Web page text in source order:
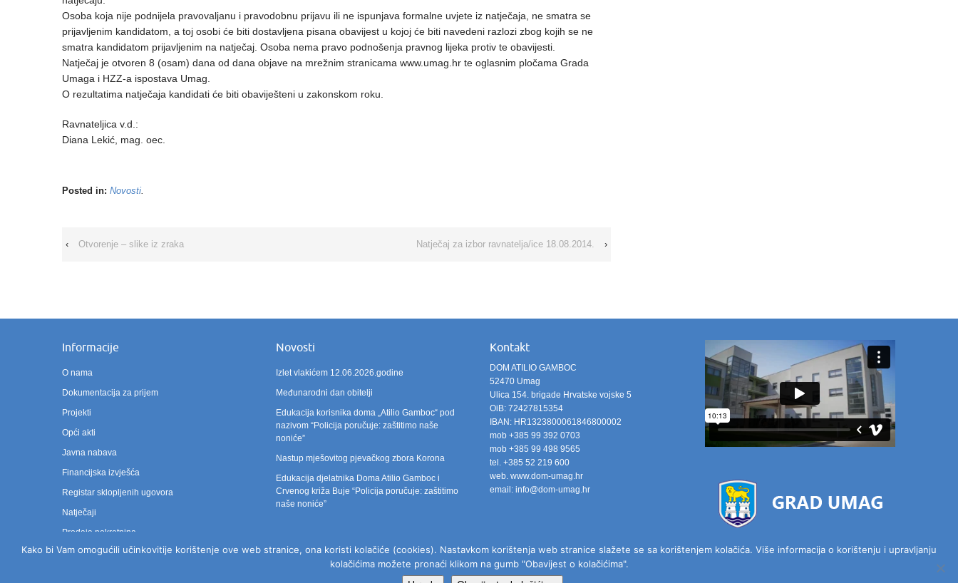
Osoba koja nije podnijela pravovaljanu i pravodobnu prijavu ili ne ispunjava formalne uvjete iz natječaja, ne smatra se
prijavljenim kandidatom, a toj osobi će biti dostavljena pisana obavijest u kojoj će biti navedeni razlozi zbog kojih se ne
smatra kandidatom prijavljenim na natječaj. Osoba nema pravo podnošenja pravnog lijeka protiv te obavijesti.
Natječaj je otvoren 8 (osam) dana od dana objave na mrežnim stranicama www.umag.hr te oglasnim pločama Grada
Umaga i HZZ-a ispostava Umag.
O rezultatima natječaja kandidati će biti obaviješteni u zakonskom roku.
Ravnateljica v.d.:
Diana Lekić, mag. oec.
Posted in: Novosti.
‹ Otvorenje – slike iz zraka Natječaj za izbor ravnatelja/ice 18.08.2014. ›
Informacije
O nama
Dokumentacija za prijem
Projekti
Opći akti
Javna nabava
Financijska izvješća
Registar sklopljenih ugovora
Natječaji
Prodaja pokretnina
Zahtjev za pristup informacijama
Novosti
Izlet vlakićem 12.06.2026.godine
Međunarodni dan obitelji
Edukacija korisnika doma „Atilio Gamboc“ pod
nazivom “Policija poručuje: zaštitimo naše
noniće”
Nastup mješovitog pjevačkog zbora Korona
Edukacija djelatnika Doma Atilio Gamboc i
Crvenog križa Buje “Policija poručuje: zaštitimo
naše noniće”
Kontakt
DOM ATILIO GAMBOC
52470 Umag
Ulica 154. brigade Hrvatske vojske 5
OiB: 72427815354
IBAN: HR1323800061846800002
mob +385 99 392 0703
mob +385 99 498 9565
tel. +385 52 219 600
web. www.dom-umag.hr
email: info@dom-umag.hr
Kako bi Vam omogućili učinkovitije korištenje ove web stranice, ona koristi kolačiće (cookies). Nastavkom korištenja web stranice slažete se sa korištenjem kolačića. Više informacija o korištenju i upravljanju
kolačićima možete pronaći klikom na gumb "Obavijest o kolačićima".